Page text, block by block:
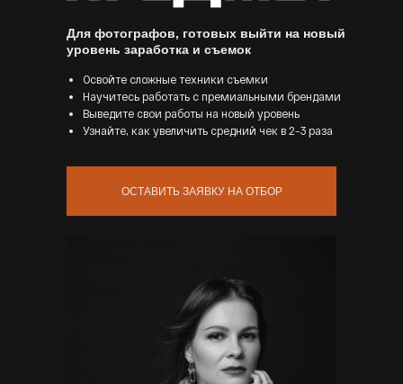
Освойте сложные техники съемки
Научитесь работать с премиальными брендами
Выведите свои работы на новый уровень
Узнайте, как увеличить средний чек в 2−3 раза
Для фотографов, готовых выйти на новый
уровень заработка и съемок
ОСТАВИТЬ ЗАЯВКУ НА ОТБОР